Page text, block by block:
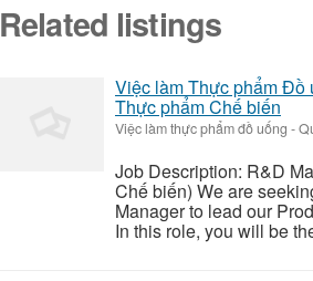
Related listings
Việc làm Thực phẩm Đồ
Thực phẩm Chế biến
Việc làm thực phẩm đồ uống -
Job Description: R&D
Chế biến) We are
Manager to lead our
In this role, you will be